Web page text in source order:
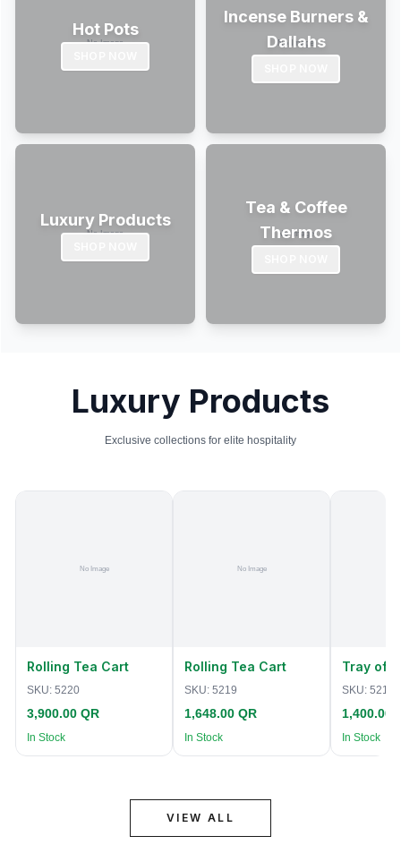
Hot Pots
Incense Burners &
Dallahs
Luxury Products
Tea & Coffee
Thermos
Luxury Products
Exclusive collections for elite hospitality
Rolling Tea Cart
SKU: 5220
3,900.00 QR
In Stock
Rolling Tea Cart
SKU: 5219
1,648.00 QR
In Stock
Tray of
SKU: 5218
1,400.00
In Stock
VIEW ALL